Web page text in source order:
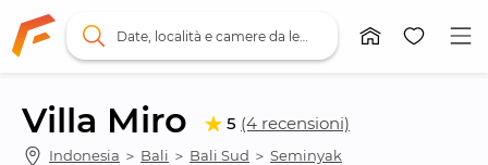
Villa Miro 5 (4 recensioni)
Indonesia ＞ Bali ＞ Bali Sud ＞ Seminyak